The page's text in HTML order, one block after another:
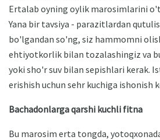
Ertalab oyning oylik marosimlarini
Yana bir tavsiya - parazitlardan
bo'lgandan so'ng, siz hammomni
ehtiyotkorlik bilan tozalashingiz va
yoki sho'r suv bilan sepishlari kerak.
erishish uchun sehr kuchiga ishonish
Bachadonlarga qarshi kuchli fitna
Bu marosim erta tongda,